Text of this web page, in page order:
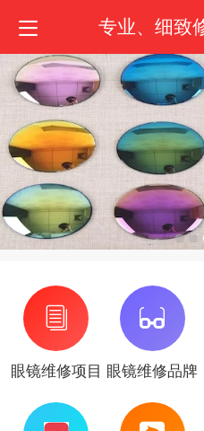
专业、细致
眼镜维修项目 眼镜维修品牌